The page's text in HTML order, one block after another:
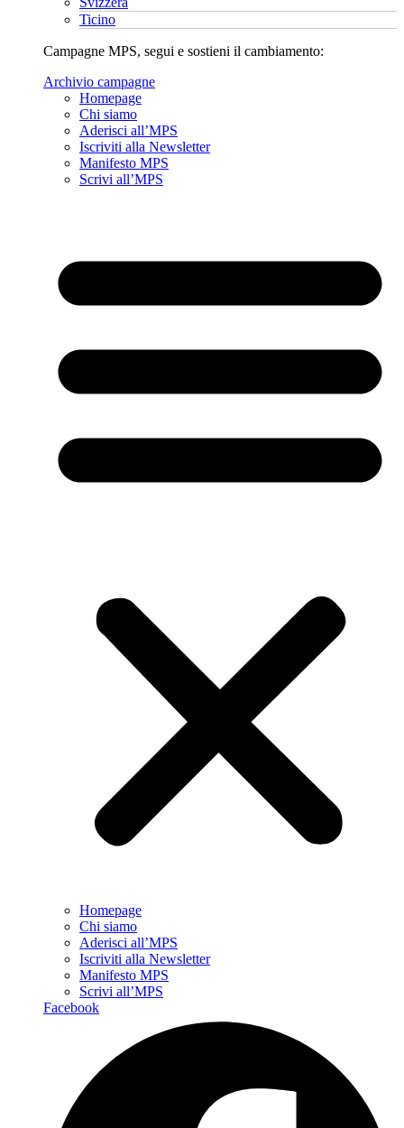
Ticino
Campagne MPS, segui e sostieni il cambiamento:
Archivio campagne
Homepage
Chi siamo
Aderisci all’MPS
Iscriviti alla Newsletter
Manifesto MPS
Scrivi all’MPS
Homepage
Chi siamo
Aderisci all’MPS
Iscriviti alla Newsletter
Manifesto MPS
Scrivi all’MPS
Facebook